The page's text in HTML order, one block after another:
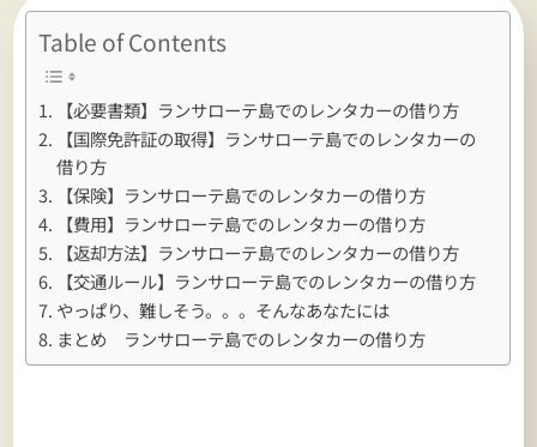
Table of Contents
【必要書類】ランサローテ島でのレンタカーの借り方
【国際免許証の取得】ランサローテ島でのレンタカーの
借り方
【保険】ランサローテ島でのレンタカーの借り方
【費用】ランサローテ島でのレンタカーの借り方
【返却方法】ランサローテ島でのレンタカーの借り方
【交通ルール】ランサローテ島でのレンタカーの借り方
やっぱり、難しそう。。。そんなあなたには
まとめ ランサローテ島でのレンタカーの借り方